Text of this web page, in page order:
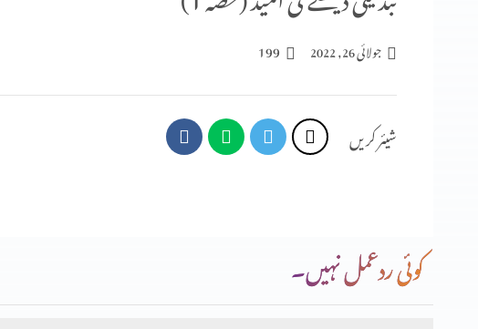
جولائی 26, 2022 199
شیئر کریں
کوئی ردعمل نہیں۔